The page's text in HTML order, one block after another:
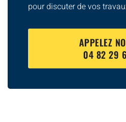
pour discuter de vos
APPELEZ
04 82 29